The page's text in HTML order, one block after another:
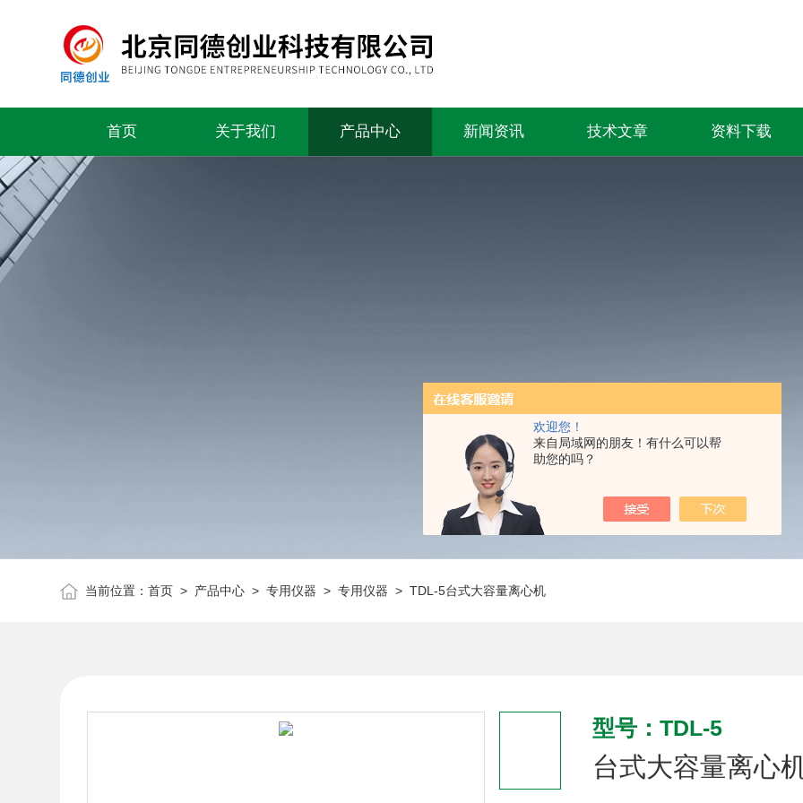
欢迎您！
来自局域网的朋友！有什么可以帮
助您的吗？
首页 关于我们 产品中心 新闻资讯 技术文章 资料下载
当前位置：首页 > 产品中心 >专用仪器 >专用仪器 > TDL-5台式大容量离心机
型号：TDL-5
台式大容量离心